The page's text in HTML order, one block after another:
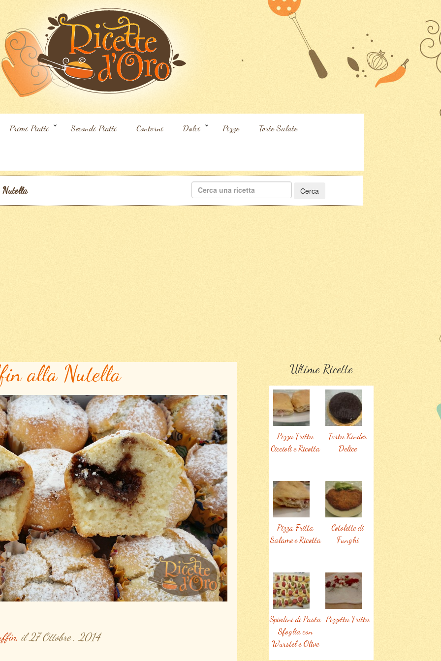
Primi Piatti Secondi Piatti Contorni Dolci Pizze Torte Salate
Ricerca
per:
alla Nutella
il 27 Ottobre , 2014
Ultime Ricette
Torta Kinder
Delice
Pizza Fritta
Ciccioli e Ricotta
Cotolette di
Funghi
Pizza Fritta
Salame e Ricotta
Pizzetta Fritta
Spiedini di Pasta
Sfoglia con
Wurstel e Olive